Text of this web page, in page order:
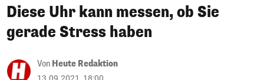
Diese Uhr kann messen, ob Sie
gerade Stress haben
Von Heute Redaktion